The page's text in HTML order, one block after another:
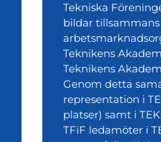
Tekniska
bildar
Teknikens
Teknikens
Genom detta
representation i
platser) samt i
TFiF ledamöter i